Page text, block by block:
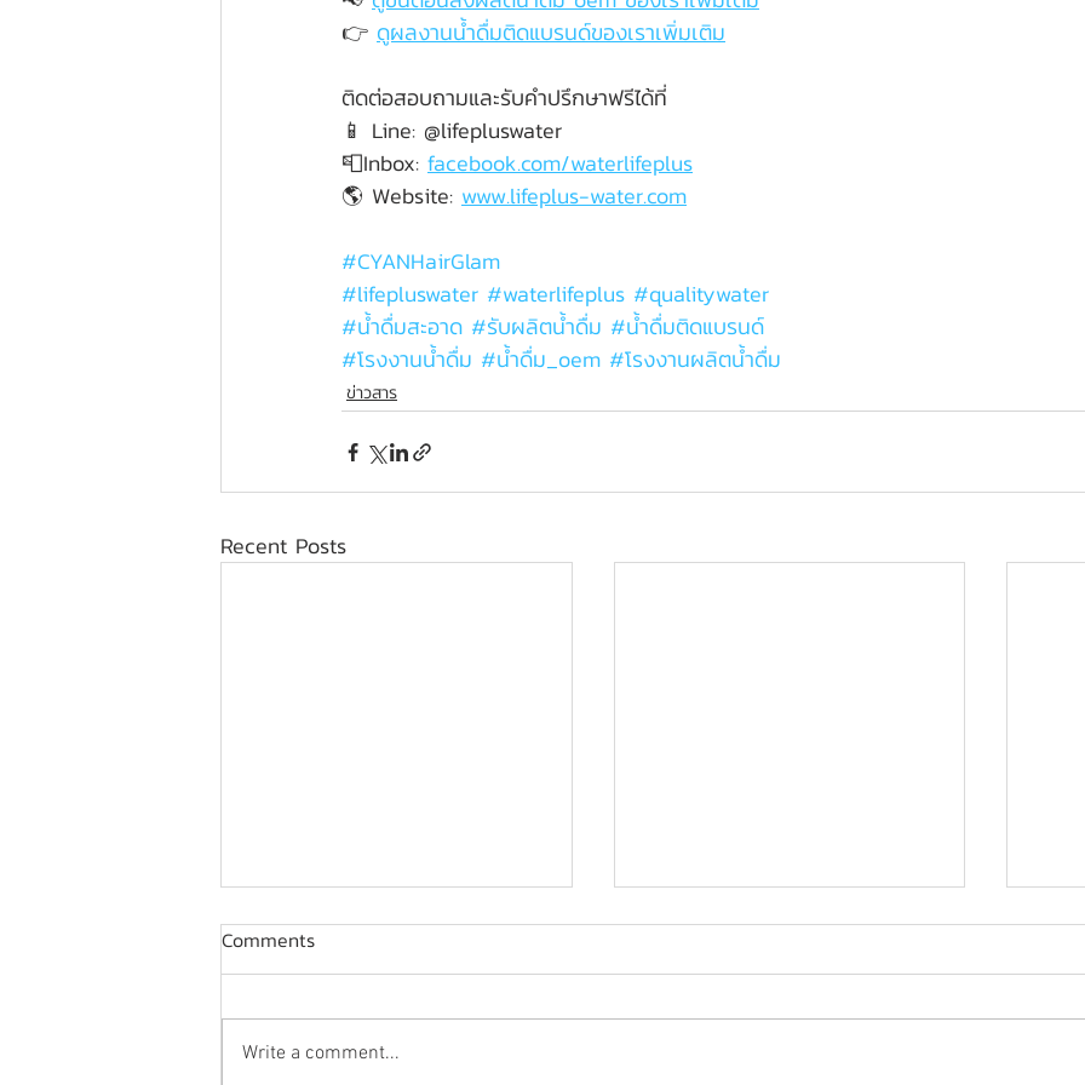
👉 ดูผลงานน้ำดื่มติดแบรนด์ของเราเพิ่มเติม
ติดต่อสอบถามและรับคำปรึกษาฟรีได้ที่
📱 Line: @lifepluswater
📮Inbox: facebook.com/waterlifeplus
🌎 Website: www.lifeplus-water.com
#CYANHairGlam
#lifepluswater #waterlifeplus #qualitywater
#น้ำดื่มสะอาด #รับผลิตน้ำดื่ม #น้ำดื่มติดแบรนด์
#โรงงานน้ำดื่ม #น้ำดื่ม_oem #โรงงานผลิตน้ำดื่ม
ข่าวสาร
Recent Posts
Comments
Write a comment...